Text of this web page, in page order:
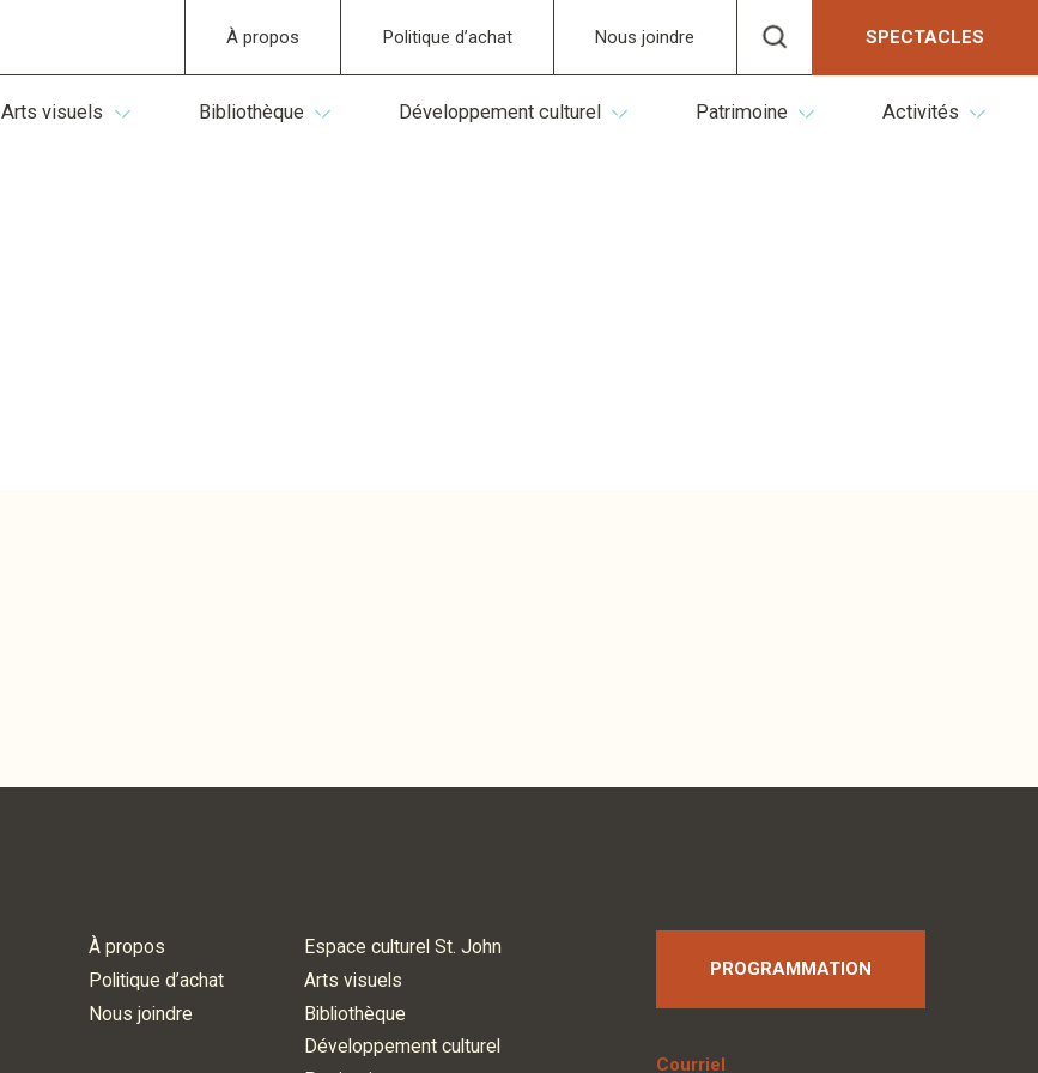
À propos Politique d’achat Nous joindre SPECTACLES
Arts visuels Bibliothèque Développement culturel Patrimoine Activités
À propos
Politique d’achat
Nous joindre
Espace culturel St. John
Arts visuels
Bibliothèque
Développement culturel
PROGRAMMATION
Courriel